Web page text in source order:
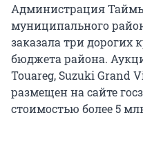
Администрация
муниципального
заказала три дорогих
бюджета района.
Touareg, Suzuki Grand
размещен на сайте
стоимостью более 5